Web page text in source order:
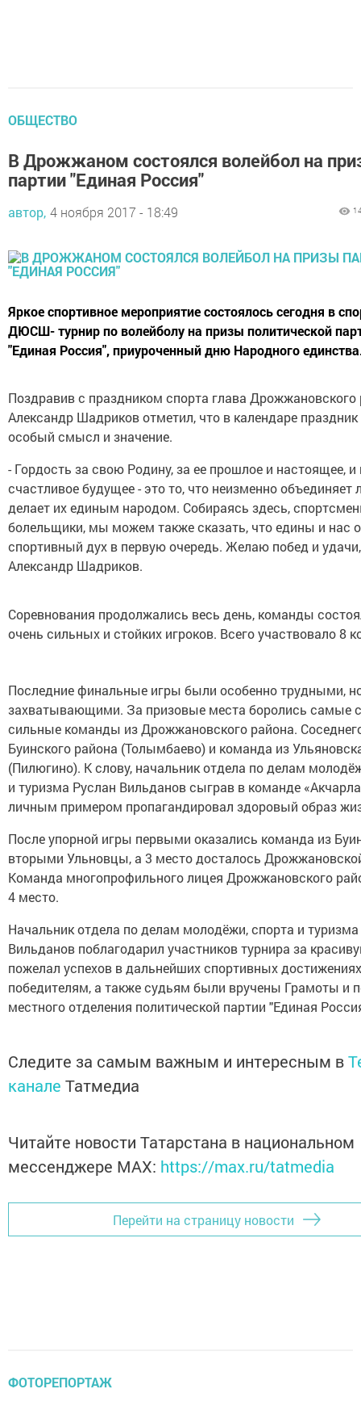
ОБЩЕСТВО
В Дрожжаном состоялся волейбол на
партии "Единая Россия"
автор, 4 ноября 2017 - 18:49
Яркое спортивное мероприятие состоялось сегодня в
ДЮСШ- турнир по волейболу на призы политической
"Единая Россия", приуроченный дню Народного
Поздравив с праздником спорта глава Дрожжановского
Александр Шадриков отметил, что в календаре
особый смысл и значение.
- Гордость за свою Родину, за ее прошлое и настоящее, и
счастливое будущее - это то, что неизменно объединяет
делает их единым народом. Собираясь здесь,
болельщики, мы можем также сказать, что едины и нас
спортивный дух в первую очередь. Желаю побед и
Александр Шадриков.
Соревнования продолжались весь день, команды
очень сильных и стойких игроков. Всего участвовало 8
Последние финальные игры были особенно трудными,
захватывающими. За призовые места боролись самые
сильные команды из Дрожжановского района.
Буинского района (Толымбаево) и команда из
(Пилюгино). К слову, начальник отдела по делам
и туризма Руслан Вильданов сыграв в команде
личным примером пропагандировал здоровый образ
После упорной игры первыми оказались команда из
вторыми Ульновцы, а 3 место досталось
Команда многопрофильного лицея Дрожжановского
4 место.
Начальник отдела по делам молодёжи, спорта и
Вильданов поблагодарил участников турнира за
пожелал успехов в дальнейших спортивных
победителям, а также судьям были вручены Грамоты и
местного отделения политической партии "Единая
Следите за самым важным и интересным в
канале Татмедиа
Читайте новости Татарстана в национальном
мессенджере MАХ: https://max.ru/tatmedia
Перейти на страницу новости
ФОТОРЕПОРТАЖ